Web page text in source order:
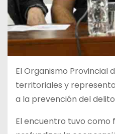
El Organismo Provincial
territoriales y
a la prevención del delito
El encuentro tuvo como